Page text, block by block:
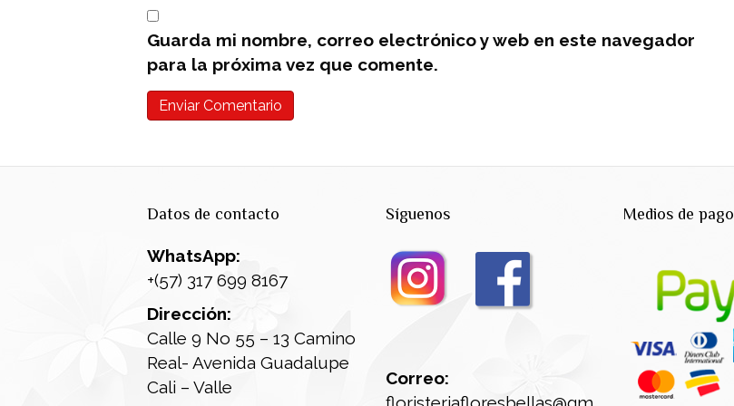
Guarda mi nombre, correo electrónico y web en este navegador
para la próxima vez que comente.
Datos de contacto
WhatsApp:
+(57) 317 699 8167
Dirección:
Calle 9 No 55 – 13 Camino
Real- Avenida Guadalupe
Cali – Valle
Síguenos
Correo:
Medios de pago